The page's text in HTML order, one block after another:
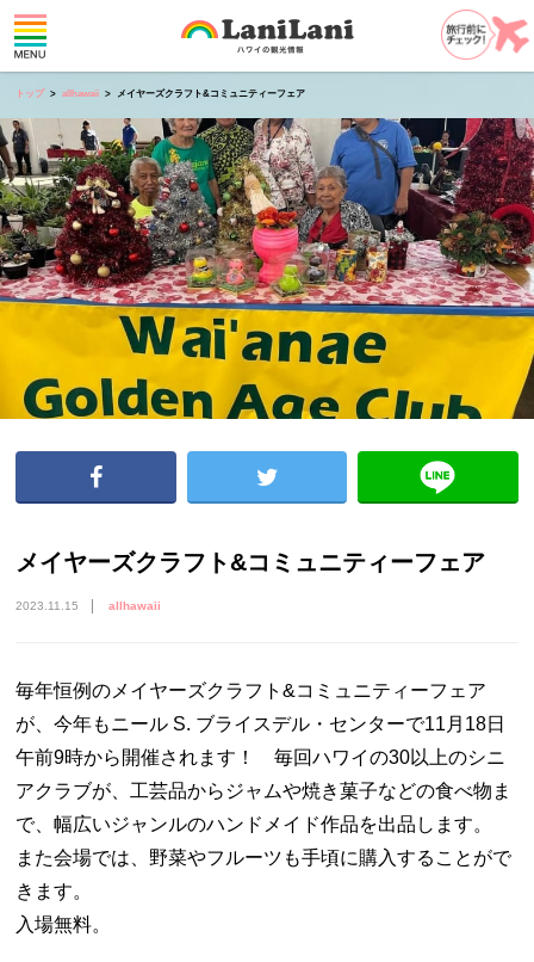
トップ allhawaii メイヤーズクラフト&コミュニティーフェア
メイヤーズクラフト&コミュニティーフェア
2023.11.15 allhawaii
毎年恒例のメイヤーズクラフト&コミュニティーフェア
が、今年もニール S. ブライスデル・センターで11月18日
午前9時から開催されます！ 毎回ハワイの30以上のシニ
アクラブが、工芸品からジャムや焼き菓子などの食べ物ま
で、幅広いジャンルのハンドメイド作品を出品します。
また会場では、野菜やフルーツも手頃に購入することがで
きます。
入場無料。